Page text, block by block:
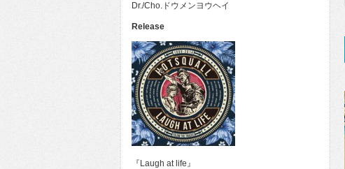
Dr./Cho.ドウメンヨウヘイ
Release
『Laugh at life』